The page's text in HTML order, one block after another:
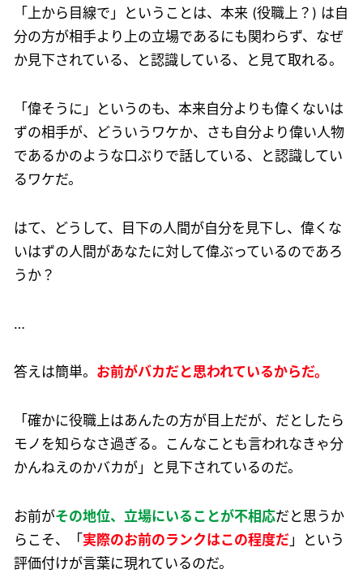
「上から目線で」ということは、本来 (役職上？) は自
分の方が相手より上の立場であるにも関わらず、なぜ
か見下されている、と認識している、と見て取れる。
「偉そうに」というのも、本来自分よりも偉くないは
ずの相手が、どういうワケか、さも自分より偉い人物
であるかのような口ぶりで話している、と認識してい
るワケだ。
はて、どうして、目下の人間が自分を見下し、偉くな
いはずの人間があなたに対して偉ぶっているのであろ
うか？
…
答えは簡単。 お前がバカだと思われているからだ。
「確かに役職上はあんたの方が目上だが、だとしたら
モノを知らなさ過ぎる。こんなことも言われなきゃ分
かんねえのかバカが」と見下されているのだ。
お前がその地位、立場にいることが不相応だと思うか
らこそ、「 実際のお前のランクはこの程度だ 」という
評価付けが言葉に現れているのだ。